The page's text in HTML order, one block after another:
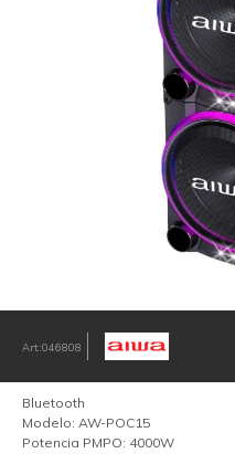
046808
Bluetooth
Modelo: AW-POC15
Potencia PMPO: 4000W